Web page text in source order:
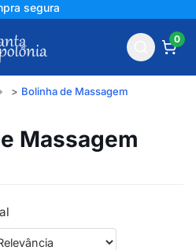
segura
0
Bolinha de Massagem
Massagem